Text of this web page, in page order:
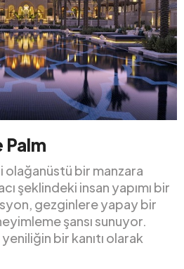
Palm
olağanüstü bir manzara
şeklindeki insan yapımı bir
gezginlere yapay bir
şansı sunuyor.
bir kanıtı olarak